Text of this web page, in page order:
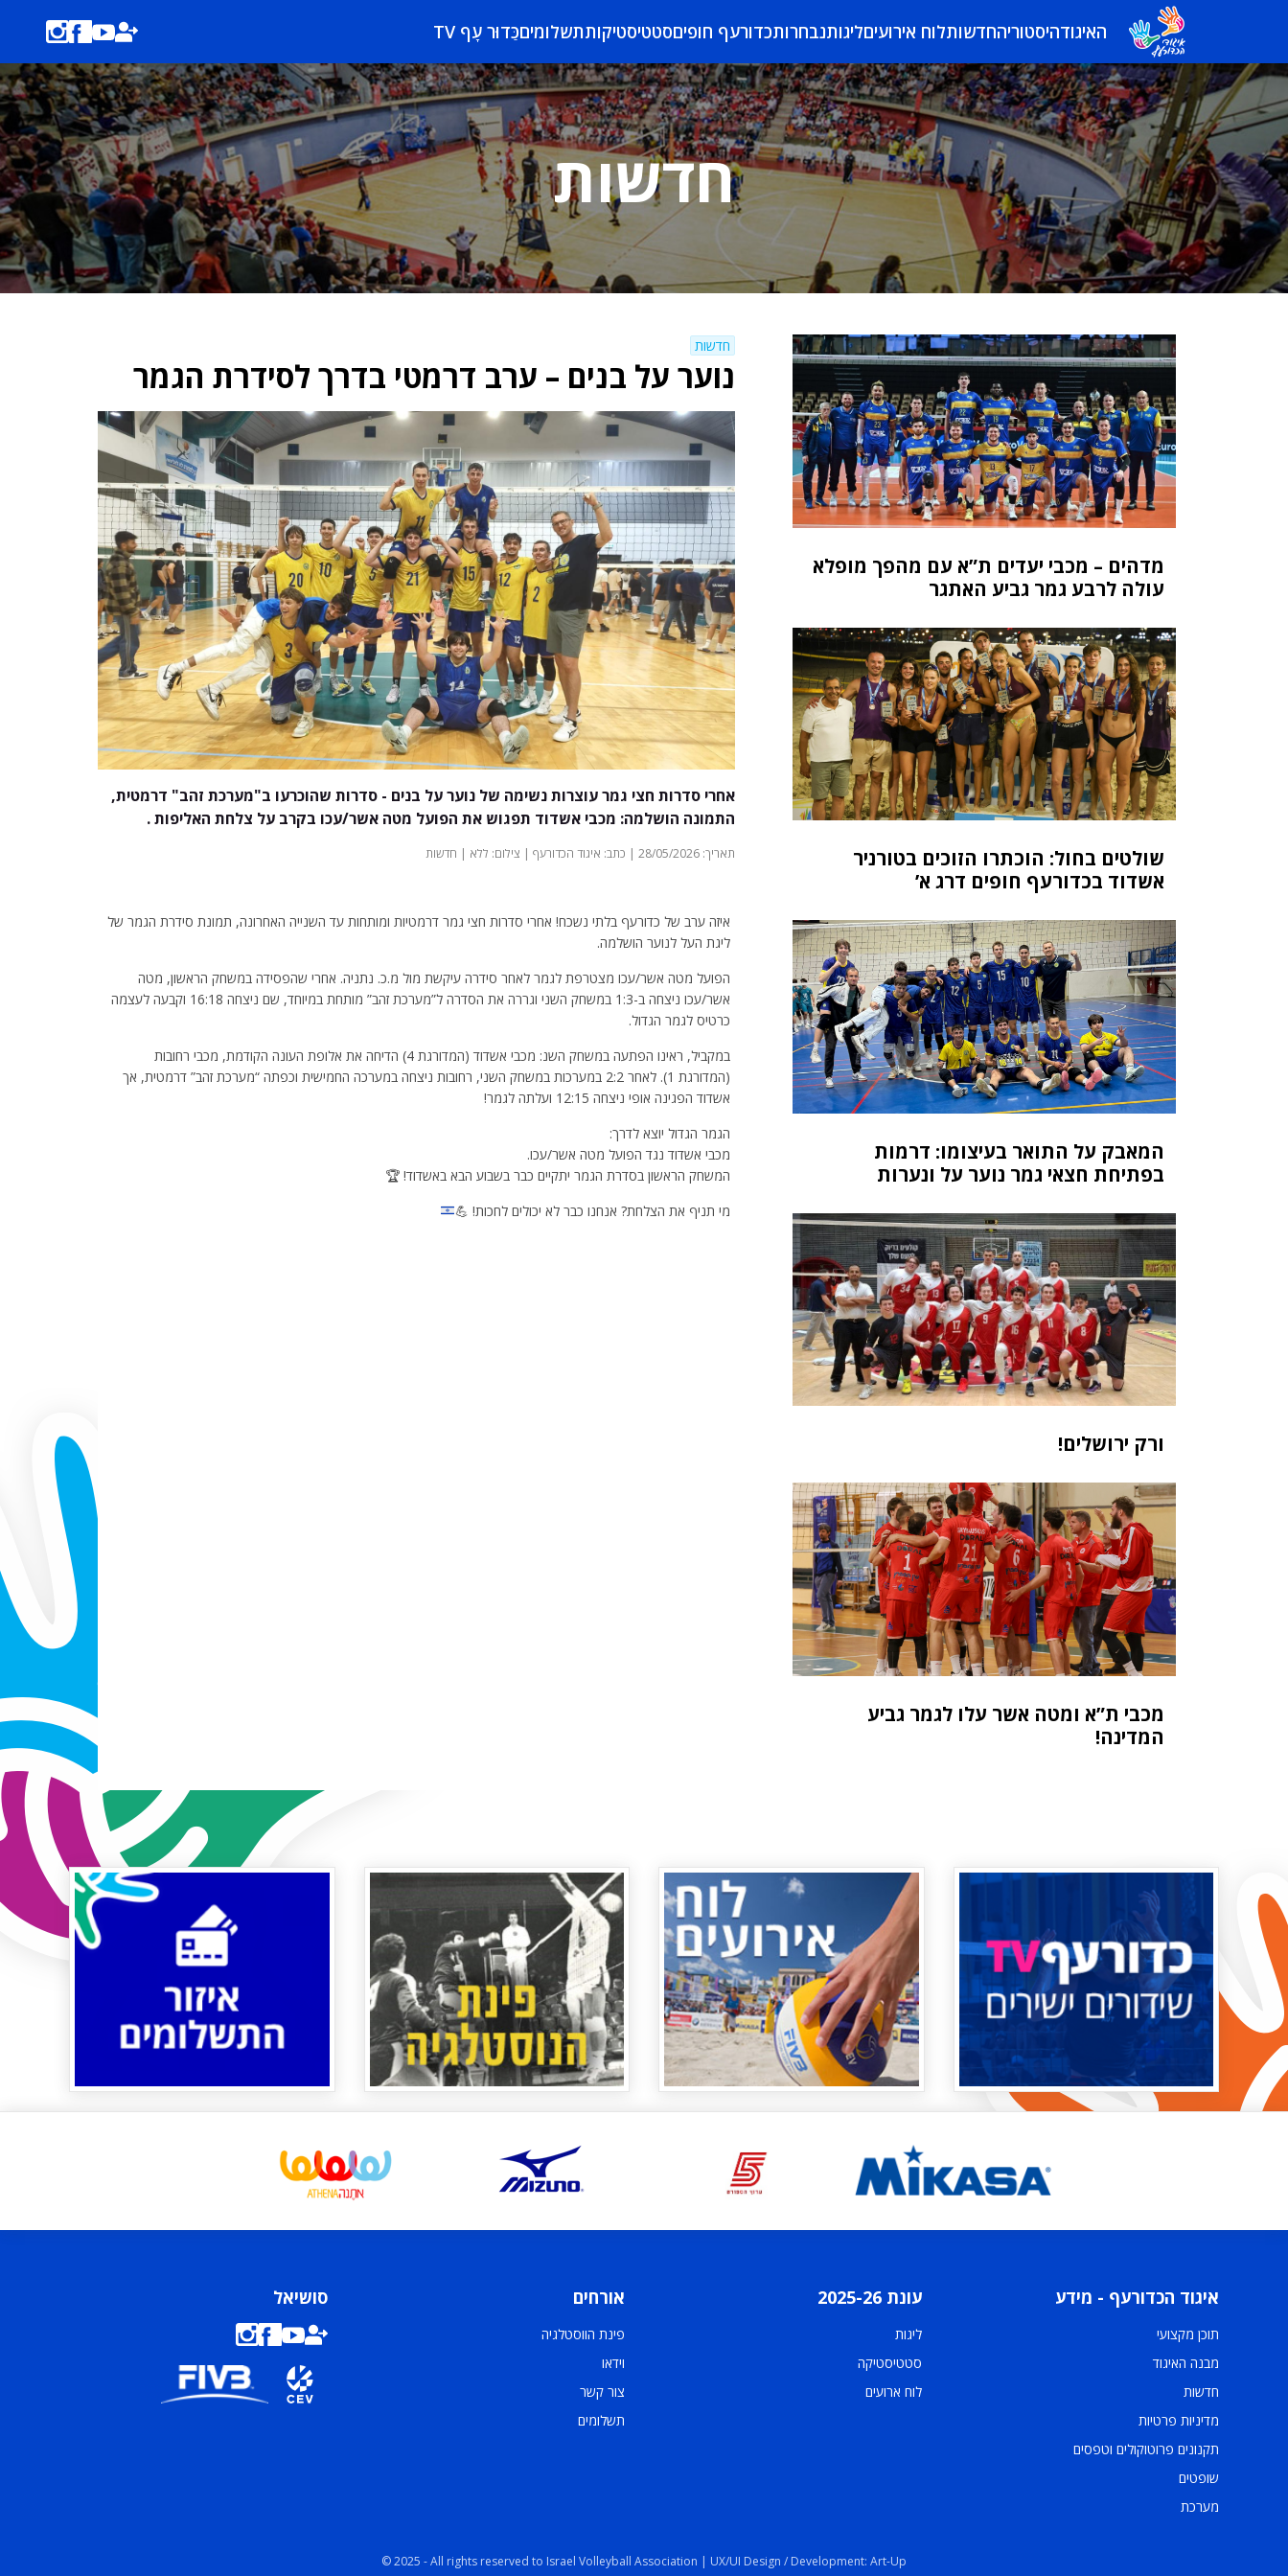
האיגודהיסטוריהחדשותלוח אירועיםליגותנבחרותכדורעף חופיםסטטיסטיקותתשלומיםכַּדוּר עָף TV
חדשות
חדשות
נוער על בנים – ערב דרמטי בדרך לסידרת הגמר
אחרי סדרות חצי גמר עוצרות נשימה של נוער על בנים - סדרות שהוכרעו ב"מערכת זהב" דרמטית,
התמונה הושלמה: מכבי אשדוד תפגוש את הפועל מטה אשר/עכו בקרב על צלחת האליפות .
תאריך: 28/05/2026 | כתב: איגוד הכדורעף | צילום: ללא | חדשות
איזה ערב של כדורעף בלתי נשכח! אחרי סדרות חצי גמר דרמטיות ומותחות עד השנייה האחרונה, תמונת סידרת הגמר של
ליגת העל לנוער הושלמה.
הפועל מטה אשר/עכו מצטרפת לגמר לאחר סידרה עיקשת מול מ.כ. נתניה. אחרי שהפסידה במשחק הראשון, מטה
אשר/עכו ניצחה ב-1:3 במשחק השני וגררה את הסדרה ל”מערכת זהב” מותחת במיוחד, שם ניצחה 16:18 וקבעה לעצמה
כרטיס לגמר הגדול.
במקביל, ראינו הפתעה במשחק השנ: מכבי אשדוד (המדורגת 4) הדיחה את אלופת העונה הקודמת, מכבי רחובות
(המדורגת 1). לאחר 2:2 במערכות במשחק השני, רחובות ניצחה במערכה החמישית וכפתה “מערכת זהב” דרמטית, אך
אשדוד הפגינה אופי ניצחה 12:15 ועלתה לגמר!
הגמר הגדול יוצא לדרך:
מכבי אשדוד נגד הפועל מטה אשר/עכו.
המשחק הראשון בסדרת הגמר יתקיים כבר בשבוע הבא באשדוד! 🏆
מי תניף את הצלחת? אנחנו כבר לא יכולים לחכות! 💪
מדהים – מכבי יעדים ת”א עם מהפך מופלא
עולה לרבע גמר גביע האתגר
שולטים בחול: הוכתרו הזוכים בטורניר
אשדוד בכדורעף חופים דרג א’
המאבק על התואר בעיצומו: דרמות
בפתיחת חצאי גמר נוער על ונערות
ורק ירושלים!
מכבי ת”א ומטה אשר עלו לגמר גביע
המדינה!
איגוד הכדורעף - מידע
תוכן מקצועי
מבנה האיגוד
חדשות
מדיניות פרטיות
תקנונים פרוטוקולים וטפסים
שופטים
מערכת
עונת 2025-26
ליגות
סטטיסטיקה
לוח ארועים
אורחים
פינת הווסטלגיה
וידאו
צור קשר
תשלומים
סושיאל
© 2025 - All rights reserved to Israel Volleyball Association | UX/UI Design / Development: Art-Up